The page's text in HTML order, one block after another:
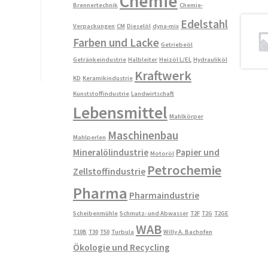
Brennertechnik Chemie-
Verpackungen CM Dieselöl dyna-mix Edelstahl
Farben und Lacke Getriebeöl
Getränkeindustrie Halbleiter Heizöl L/EL Hydrauliköl
KD Keramikindustrie Kraftwerk
Kunststoffindustrie Landwirtschaft
Lebensmittel Mahlkörper
Mahlperlen Maschinenbau
Mineralölindustrie Motoröl Papier und
Zellstoffindustrie Petrochemie
Pharma Pharmaindustrie
Scheibenmühle Schmutz- und Abwasser T2F T2G T2GE
T10B T30 T50 Turbula WAB Willy A. Bachofen
Ökologie und Recycling